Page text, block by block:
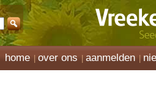
home over ons aanmelden